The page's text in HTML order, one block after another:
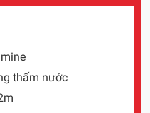
thấm nước